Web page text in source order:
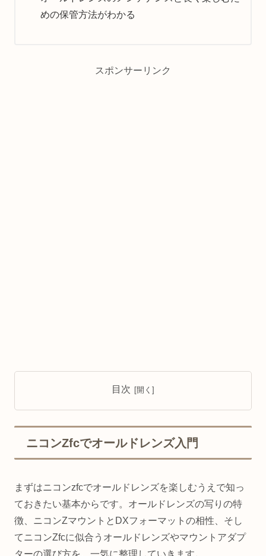
めの保管方法がわかる
スポンサーリンク
目次
ニコンZfcでオールドレンズ入門
まずはニコンzfcでオールドレンズを楽しむうえで知っ
ておきたい基本からです。オールドレンズの写りの特
徴、ニコンZマウントとDXフォーマットの相性、そし
てニコンZfcに似合うオールドレンズやマウントアダプ
ターの選び方を、一気に整理していきます。